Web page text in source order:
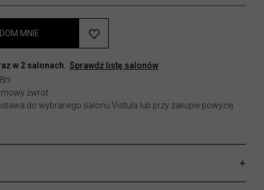
MNIE
w 2salonach.
Sprawdź listę salonów
zwrot
do wybranego salonu Vistula lub przy zakupie powyżej